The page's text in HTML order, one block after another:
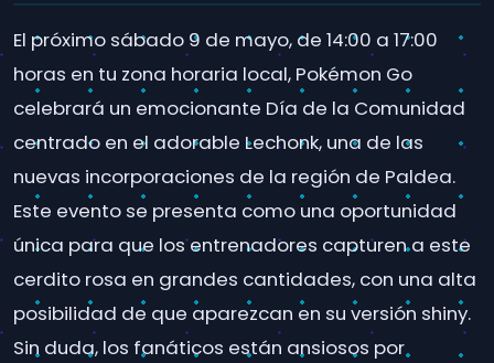
El próximo sábado 9 de mayo, de 14:00 a 17:00
horas en tu zona horaria local, Pokémon Go
celebrará un emocionante Día de la Comunidad
centrado en el adorable Lechonk, una de las
nuevas incorporaciones de la región de Paldea.
Este evento se presenta como una oportunidad
única para que los entrenadores capturen a este
cerdito rosa en grandes cantidades, con una alta
posibilidad de que aparezcan en su versión shiny.
Sin duda, los fanáticos están ansiosos por